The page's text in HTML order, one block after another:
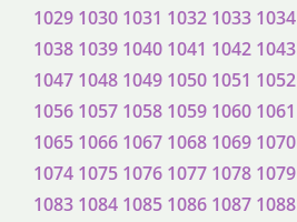
1029 1030 1031 1032 1033 1034
1038 1039 1040 1041 1042 1043
1047 1048 1049 1050 1051 1052
1056 1057 1058 1059 1060 1061
1065 1066 1067 1068 1069 1070
1074 1075 1076 1077 1078 1079
1083 1084 1085 1086 1087 1088